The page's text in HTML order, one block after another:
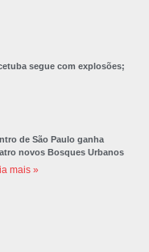
segue com explosões;
de São Paulo ganha
novos Bosques Urbanos
mais »